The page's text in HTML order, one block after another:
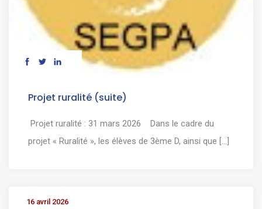
Projet ruralité (suite)
Projet ruralité : 31 mars 2026 Dans le cadre du
projet « Ruralité », les élèves de 3ème D, ainsi que [...]
16 avril 2026